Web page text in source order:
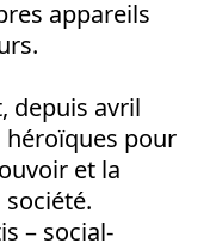
appareils
depuis avril
héroïques pour
et la
– social-